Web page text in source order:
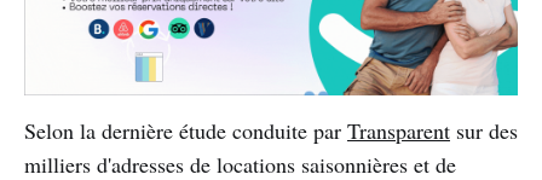
Selon la dernière étude conduite par Transparent sur des
milliers d'adresses de locations saisonnières et de